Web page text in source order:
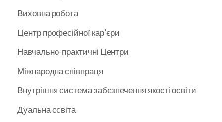
Виховна робота
Центр професійної кар’єри
Навчально-практичні Центри
Міжнародна співпраця
Внутрішня система забезпечення якості освіти
Дуальна освіта